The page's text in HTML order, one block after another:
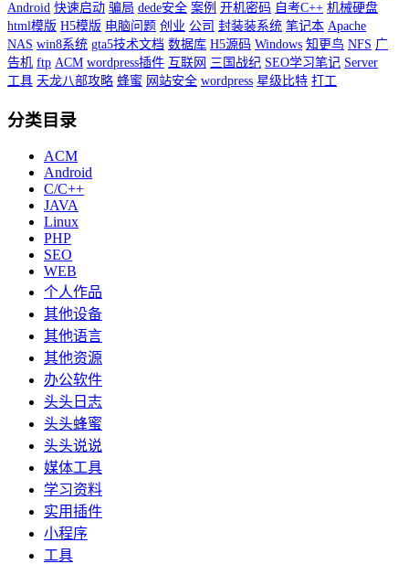
Android 快速启动 骗局 dede安全 案例 开机密码 自考C++ 机械硬盘
html模版 H5模版 电脑问题 创业 公司 封装装系统 笔记本 Apache
NAS win8系统 gta5技术文档 数据库 H5源码 Windows 知更鸟 NFS 广
告机 ftp ACM wordpress插件 互联网 三国战纪 SEO学习笔记 Server
工具 天龙八部攻略 蜂蜜 网站安全 wordpress 星级比特 打工
分类目录
ACM
Android
C/C++
JAVA
Linux
PHP
SEO
WEB
个人作品
其他设备
其他语言
其他资源
办公软件
头头日志
头头蜂蜜
头头说说
媒体工具
学习资料
实用插件
小程序
工具